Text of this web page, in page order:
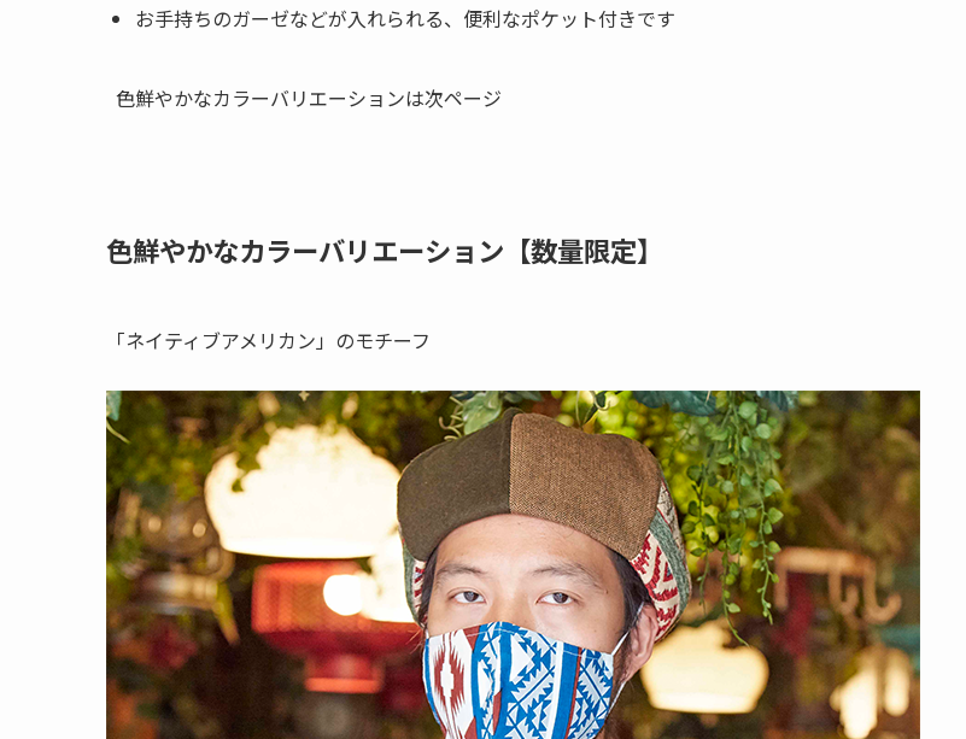
お手持ちのガーゼなどが入れられる、便利なポケット付きです
色鮮やかなカラーバリエーションは次ページ
色鮮やかなカラーバリエーション【数量限定】
「ネイティブアメリカン」のモチーフ